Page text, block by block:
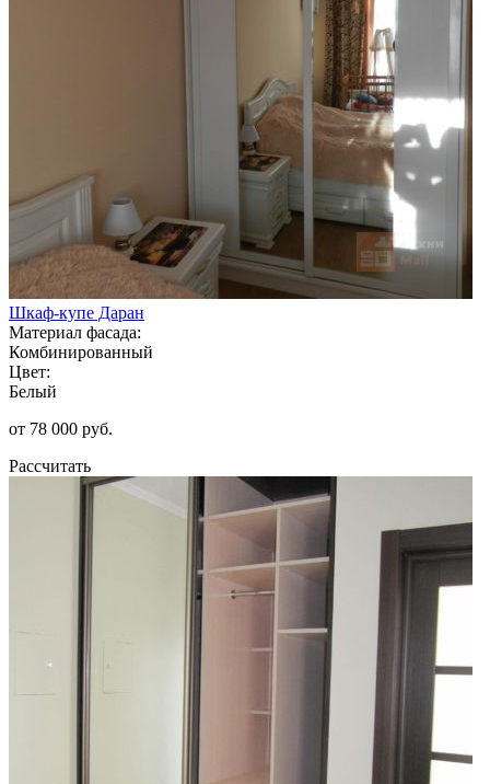
Шкаф-купе Даран
Материал фасада:
Комбинированный
Цвет:
Белый
от 78 000 руб.
Рассчитать